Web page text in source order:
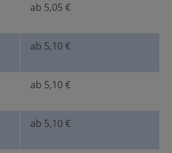
ab 5,05 €
ab 5,10 €
ab 5,10 €
ab 5,10 €